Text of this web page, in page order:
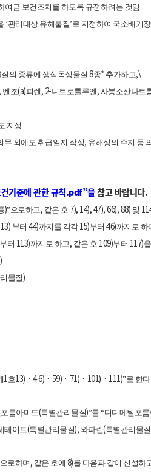
여금 보건조치를 하도록 규정하려는 것임
‘관리대상 유해물질’로 지정하여 국소배기
의 종류에 생식독성물질 8종* 추가하고,\
, 벤조(a)피렌 , 2-니트로톨루엔 , 사붕소산나트
지정
무 외에도 취급일지 작성, 유해성의 주지 등
기준에 관한 규칙.pdf”을참고 바랍니다.
)”으로하고, 같은 호 7), 14), 47), 66), 88) 및
13) 부터 44)까지를 각각15)부터 46)까지로 하
부터 113)까지로 하고, 같은 호 109)부터 117)
)
물질)
1호13) ㆍ4 6) ㆍ 59) ㆍ 71) ㆍ 101) ㆍ 111)”로 한다.
름아미드(특별관리물질)”를 “디디메틸포
테이트(특별관리물질), 와파린(특별관리물질
로하며, 같은 호에 8)를 다음과 같이 신설하